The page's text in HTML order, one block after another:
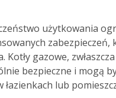
użytkowania
Kotły gazowe,
bezpieczne i mogą
łazienkach lub